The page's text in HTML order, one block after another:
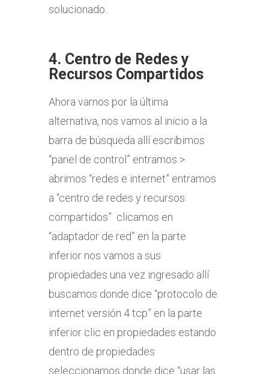
solucionado.
4. Centro de Redes y
Recursos Compartidos
Ahora vamos por la última
alternativa, nos vamos al inicio a la
barra de búsqueda allí escribimos
“panel de control” entramos >
abrimos “redes e internet” entramos
a “centro de redes y recursos
compartidos” clicamos en
“adaptador de red” en la parte
inferior nos vamos a sus
propiedades una vez ingresado allí
buscamos donde dice “protocolo de
internet versión 4 tcp” en la parte
inferior clic en propiedades estando
dentro de propiedades
seleccionamos donde dice “usar las